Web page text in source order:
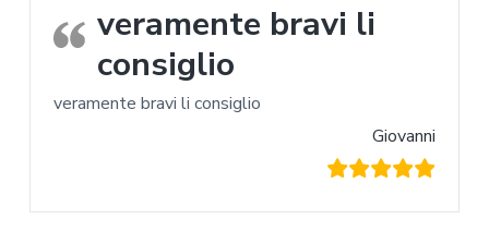
veramente bravi li
consiglio
veramente bravi li consiglio
Giovanni